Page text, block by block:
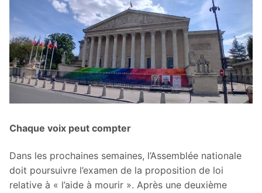
Chaque voix peut compter
Dans les prochaines semaines, l’Assemblée nationale
doit poursuivre l’examen de la proposition de loi
relative à « l’aide à mourir ». Après une deuxième